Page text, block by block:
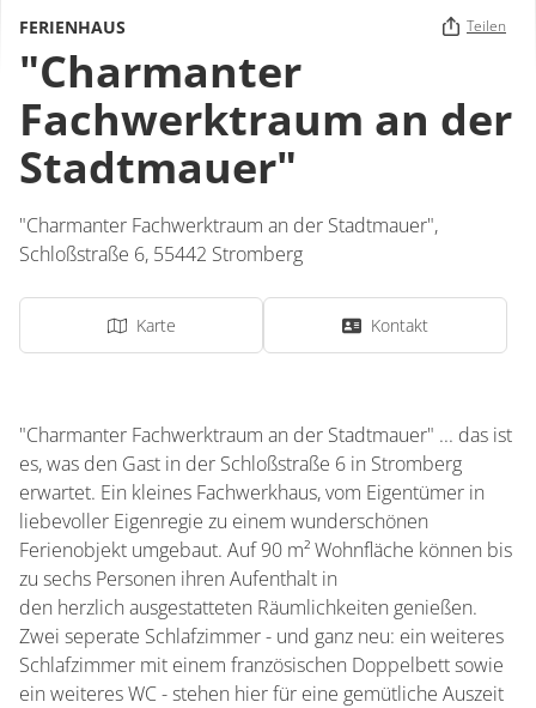
FERIENHAUS Teilen
"Charmanter
Fachwerktraum an der
Stadtmauer"
"Charmanter Fachwerktraum an der Stadtmauer",
Schloßstraße 6, 55442 Stromberg
Karte Kontakt
"Charmanter Fachwerktraum an der Stadtmauer" ... das ist
es, was den Gast in der Schloßstraße 6 in Stromberg
erwartet. Ein kleines Fachwerkhaus, vom Eigentümer in
liebevoller Eigenregie zu einem wunderschönen
Ferienobjekt umgebaut. Auf 90 m² Wohnfläche können bis
zu sechs Personen ihren Aufenthalt in
den herzlich ausgestatteten Räumlichkeiten genießen.
Zwei seperate Schlafzimmer - und ganz neu: ein weiteres
Schlafzimmer mit einem französischen Doppelbett sowie
ein weiteres WC - stehen hier für eine gemütliche Auszeit